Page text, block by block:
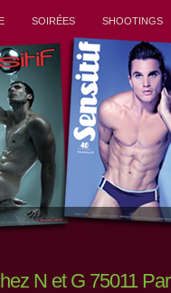
SOIRÉES SHOOTINGS
N et G 75011